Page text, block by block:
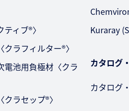
ィブ®〉
ラフィルター®〉
電池用負極材〈クラ
ラセップ®〉
Kuraray
カタログ
カタログ